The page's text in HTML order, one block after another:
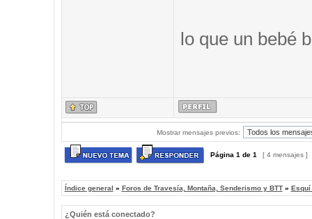
lo que un bebé
Mostrar mensajes previos:
Página 1 de 1 [ 4 mensajes ]
Índice general » Foros de Travesía, Montaña, Senderismo y BTT» Esquí
¿Quién está conectado?